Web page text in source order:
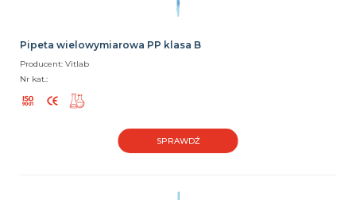
Pipeta wielowymiarowa PP klasa B
Producent: Vitlab
Nr kat.:
SPRAWDŹ